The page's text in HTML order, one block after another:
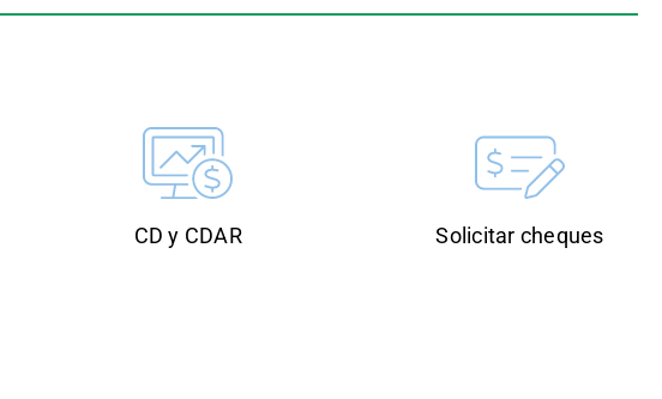
CD y CDAR Solicitar cheques